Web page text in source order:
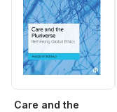
Care and the